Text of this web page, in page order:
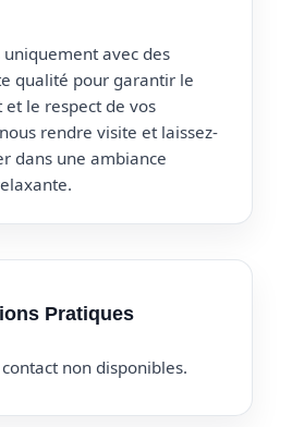
avec des
qualité pour garantir le
le respect de vos
rendre visite et laissez-
dans une ambiance
Pratiques
non disponibles.